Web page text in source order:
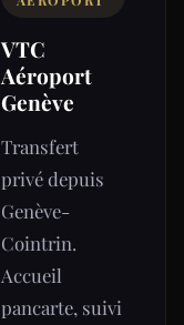
VTC
Aéroport
Genève
Transfert
privé depuis
Genève-
Cointrin.
Accueil
pancarte, suivi